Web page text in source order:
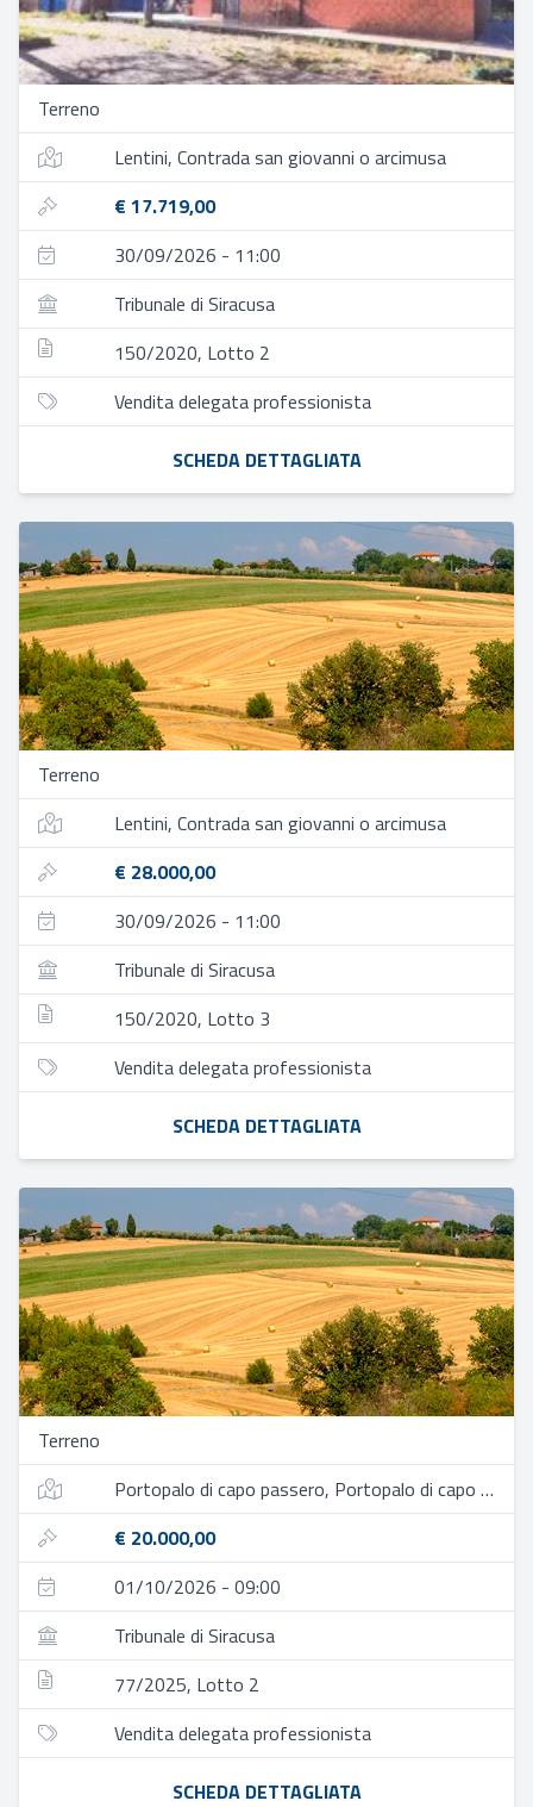
Terreno
Lentini, Contrada san giovanni o arcimusa
€ 17.719,00
30/09/2026 - 11:00
Tribunale di Siracusa
150/2020, Lotto 2
Vendita delegata professionista
SCHEDA DETTAGLIATA
Terreno
Lentini, Contrada san giovanni o arcimusa
€ 28.000,00
30/09/2026 - 11:00
Tribunale di Siracusa
150/2020, Lotto 3
Vendita delegata professionista
SCHEDA DETTAGLIATA
Terreno
Portopalo di capo passero, Portopalo di capo passero
€ 20.000,00
01/10/2026 - 09:00
Tribunale di Siracusa
77/2025, Lotto 2
Vendita delegata professionista
SCHEDA DETTAGLIATA